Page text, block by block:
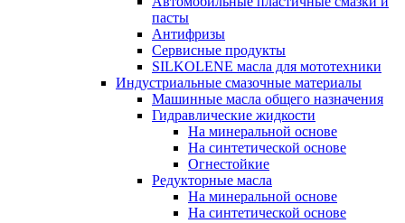
пасты
Антифризы
Сервисные продукты
SILKOLENE масла для мототехники
Индустриальные смазочные материалы
Машинные масла общего назначения
Гидравлические жидкости
На минеральной основе
На синтетической основе
Огнестойкие
Редукторные масла
На минеральной основе
На синтетической основе